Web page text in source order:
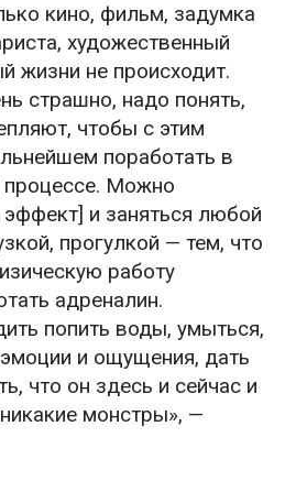
кино, фильм, задумка
художественный
жизни не происходит.
страшно, надо понять,
чтобы с этим
поработать в
процессе. Можно
и заняться любой
прогулкой — тем, что
работу
адреналин.
попить воды, умыться,
и ощущения, дать
что он здесь и сейчас и
монстры», —